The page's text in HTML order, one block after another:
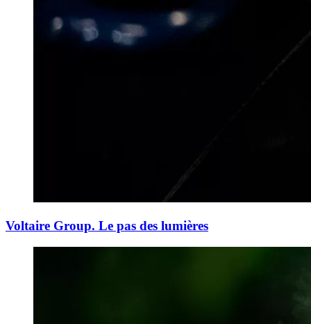
Voltaire Group. Le pas des lumières